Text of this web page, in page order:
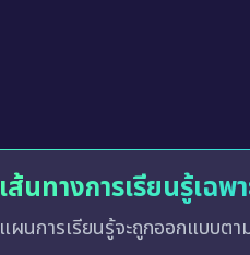
เส้นทางการเรียนรู้เฉพ
แผนการเรียนรู้จะถูกออกแบบตา